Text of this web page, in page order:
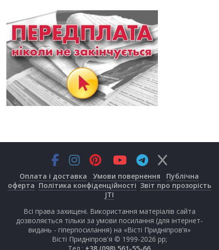
Оплата і доставка Умови повернення
Публічна
оферта Політика конфіденційності Звіт про прозорість
JTI
Всі права захищені. Використання матеріалів сайта
дозволяється тільки за умови посилання (для інтернет-
видань - гіперпосилання) на «Вісті Придніпров’я»
Вісті Придніпров'я © 1999-2026 рр;